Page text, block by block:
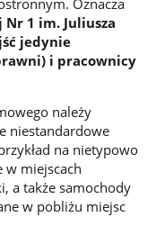
Oznacza
Nr 1 im. Juliusza
jedynie
i pracownicy
należy
niestandardowe
na nietypowo
w miejscach
a także samochody
w pobliżu miejsc